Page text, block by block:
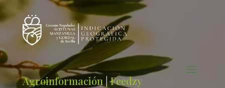
Agroinformación |Feedzy